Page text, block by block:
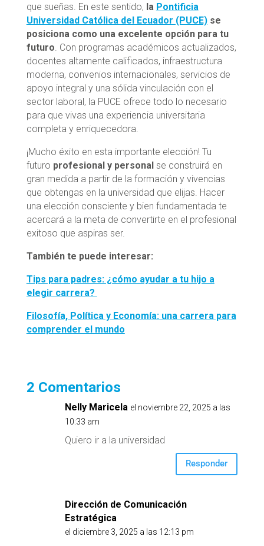
que sueñas. En este sentido, la Pontificia
Universidad Católica del Ecuador (PUCE)se
posiciona como una excelente opción para tu
futuro . Con programas académicos actualizados,
docentes altamente calificados, infraestructura
moderna, convenios internacionales, servicios de
apoyo integral y una sólida vinculación con el
sector laboral, la PUCE ofrece todo lo necesario
para que vivas una experiencia universitaria
completa y enriquecedora.
¡Mucho éxito en esta importante elección! Tu
futuro profesional y personalse construirá en
gran medida a partir de la formación y vivencias
que obtengas en la universidad que elijas. Hacer
una elección consciente y bien fundamentada te
acercará a la meta de convertirte en el profesional
exitoso que aspiras ser.
También te puede interesar:
Tips para padres: ¿cómo ayudar a tu hijo a
elegir carrera?
Filosofía, Política y Economía: una carrera para
comprender el mundo
2 Comentarios
Nelly Maricela el noviembre 22, 2025 a las
10:33 am
Quiero ir a la universidad
Responder
Dirección de Comunicación
Estratégica
el diciembre 3, 2025 a las 12:13 pm